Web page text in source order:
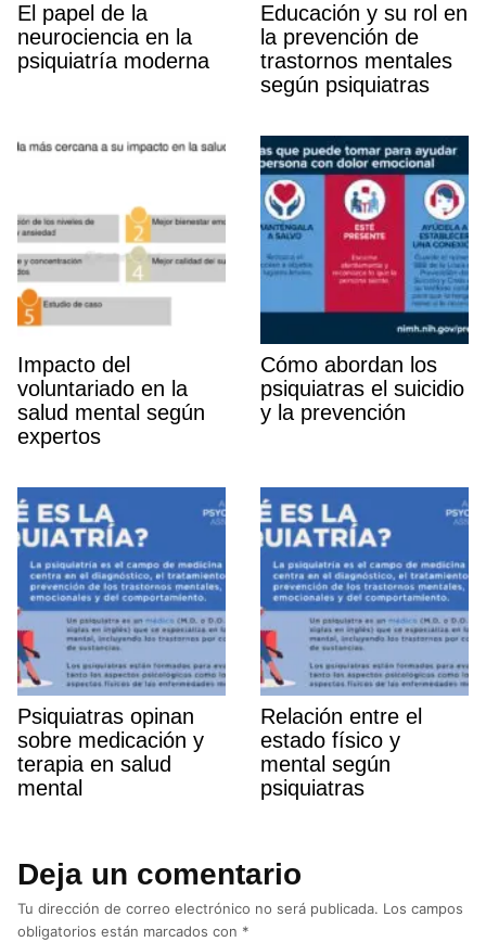
El papel de la
neurociencia en la
psiquiatrí­a moderna
Educación y su rol en
la prevención de
trastornos mentales
según psiquiatras
Impacto del
voluntariado en la
salud mental según
expertos
Cómo abordan los
psiquiatras el suicidio
y la prevención
Psiquiatras opinan
sobre medicación y
terapia en salud
mental
Relación entre el
estado fí­sico y
mental según
psiquiatras
Deja un comentario
Tu dirección de correo electrónico no será publicada. Los campos
obligatorios están marcados con *